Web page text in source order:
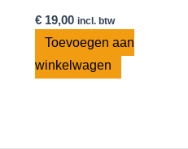
€19,00 incl. btw
Toevoegen aan
winkelwagen